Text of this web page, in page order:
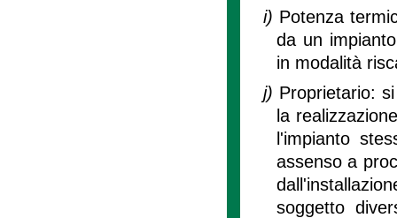
i) Potenza
da un
in modalità
j) Proprietario:
la
l'impianto
assenso a
soggetto